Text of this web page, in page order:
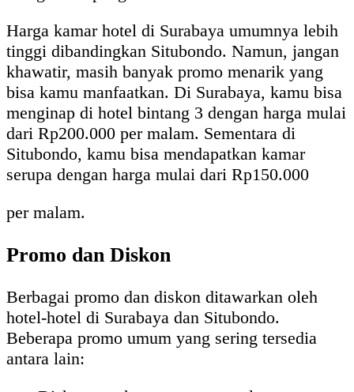
Harga kamar hotel di Surabaya umumnya lebih
tinggi dibandingkan Situbondo. Namun, jangan
khawatir, masih banyak promo menarik yang
bisa kamu manfaatkan. Di Surabaya, kamu bisa
menginap di hotel bintang 3 dengan harga mulai
dari Rp200.000 per malam. Sementara di
Situbondo, kamu bisa mendapatkan kamar
serupa dengan harga mulai dari Rp150.000
per malam.
Promo dan Diskon
Berbagai promo dan diskon ditawarkan oleh
hotel-hotel di Surabaya dan Situbondo.
Beberapa promo umum yang sering tersedia
antara lain: